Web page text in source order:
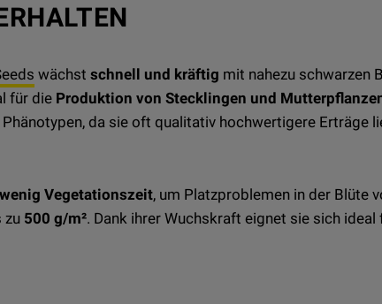
wächst schnell und kräftig mit nahezu schwarzen
für die Produktion von Stecklingen und
da sie oft qualitativ hochwertigere Erträge
wenig Vegetationszeit, um Platzproblemen in der Blüte
zu 500 g/m². Dank ihrer Wuchskraft eignet sie sich ideal